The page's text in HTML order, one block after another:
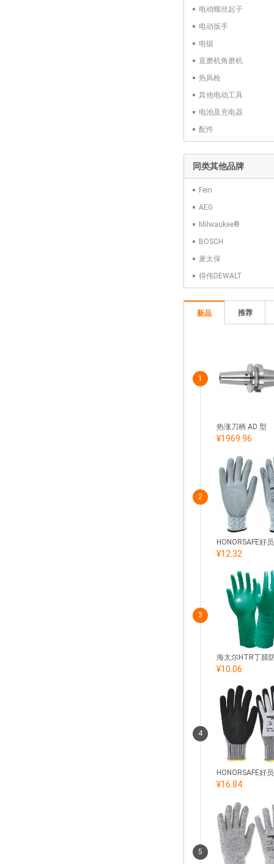
电动螺丝起子
电动扳手
电锯
直磨机角磨机
热风枪
其他电动工具
电池及充电器
配件
同类其他品牌
Fein
AEG
Milwaukee®
BOSCH
麦太保
得伟DEWALT
新品 推荐
1
2
3
4
5
热涨刀柄 AD 型
¥1969.96
¥12.32
¥10.06
¥16.84